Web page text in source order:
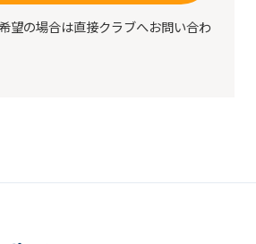
望の場合は直接クラブへお問い合わ